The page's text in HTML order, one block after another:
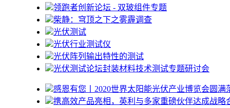
领跑者创新论坛 - 双玻组件专题
柴静：穹顶之下之雾霾调查
光伏测试
光伏行业测试仪
光伏阵列输出特性的测试
光伏测试论坛封装材料技术测试专题研讨会
感恩有您丨2020世界太阳能光伏产业博览会圆满
携高效产品亮相，英利与多家重磅伙伴达成战略